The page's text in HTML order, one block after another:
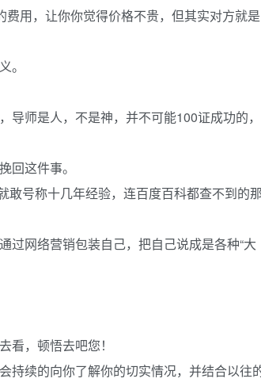
费用，让你你觉得价格不贵，但其实对方就是
。
师是人，不是神，并不可能100证成功的，
回这件事。
敢号称十几年经验，连百度百科都查不到的
过网络营销包装自己，把自己说成是各种“大
，顿悟去吧您！
持续的向你了解你的切实情况，并结合以往